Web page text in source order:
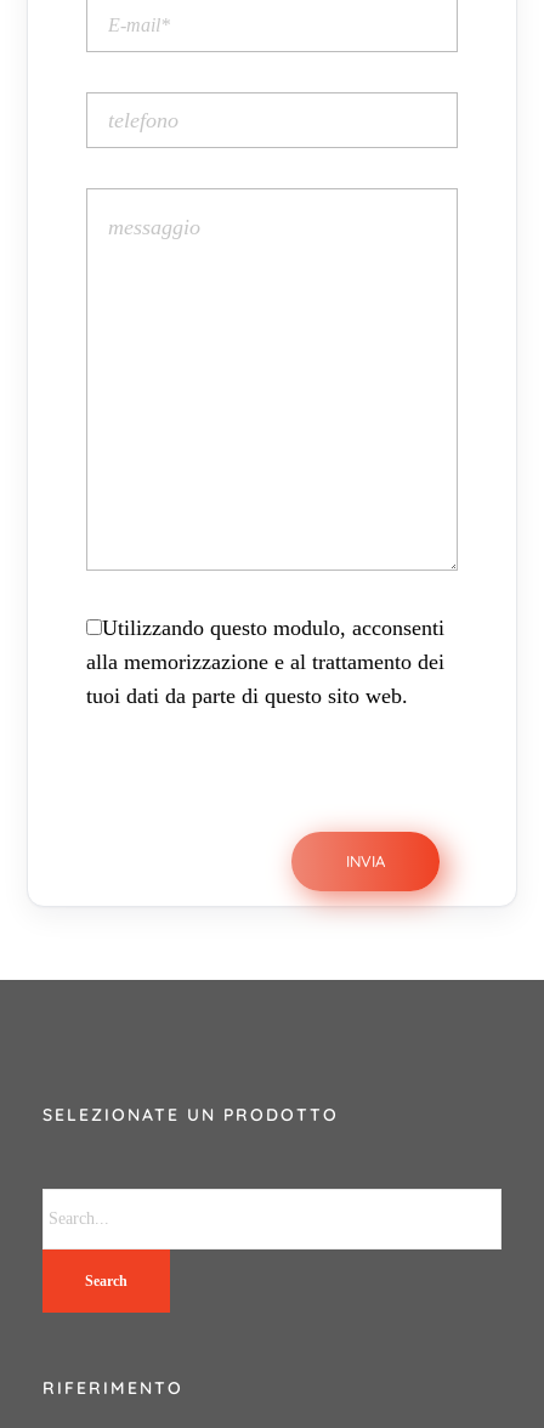
Utilizzando questo modulo, acconsenti
alla memorizzazione e al trattamento dei
tuoi dati da parte di questo sito web.
SELEZIONATE UN PRODOTTO
Search
RIFERIMENTO